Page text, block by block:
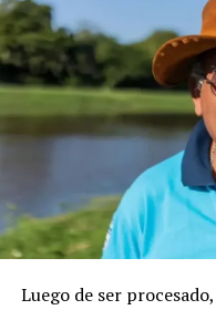
Luego de ser procesado,